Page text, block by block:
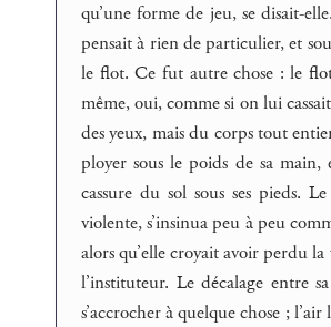
qu’une forme de jeu, se disait-
pensait à rien de particulier, et
le flot. Ce fut autre chose : le
même, oui, comme si on lui
des yeux, mais du corps tout
ployer sous le poids de sa
cassure du sol sous ses pieds.
violente, s’insinua peu à peu
alors qu’elle croyait avoir perdu
l’instituteur. Le décalage entre
s’accrocher à quelque chose ;